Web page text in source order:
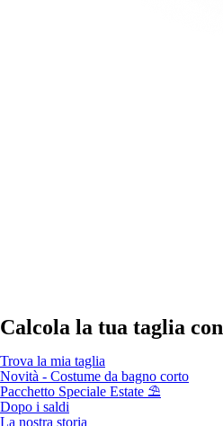
Calcola la tua taglia con
Trova la mia taglia
Novità - Costume da bagno corto
Pacchetto Speciale Estate ⛱️
Dopo i saldi
La nostra storia